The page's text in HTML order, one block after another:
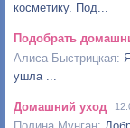
косметику. Под...
Подобрать
ушла ...
Домашний уход